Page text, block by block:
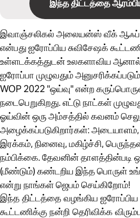
இந்த திட்டத்தை
இவாஞ்சலிகல் அலையன்ஸ் வீக் ஆஃப்
என்பது ஐரோப்பிய சுவிசேஷக்
உள்ளடக்கத்துடன் உலகளாவிய ஆனால்
ஐரோப்பா முழுவதும்
WOP 2022 "ஒய்வு" என்ற
நடைபெறுகிறது. எட்டு நாட்கள்
ஓய்வின் ஒரு அம்சத்தில் கவனம்
அழைக்கப்படுகிறார்கள்: அடையாளம்,
இரக்கம், நினைவு, மகிழ்ச்சி,
நம்பிக்கை. தேவனின் தாளத்தின்படி
(மீண்டும்) கண்டறிய இந்த பொருள்
என்று நாங்கள் ஜெபம் செய்கிறோம்!
இந்த திட்டத்தை வழங்கிய
கூட்டணிக்கு நன்றி தெரிவிக்க